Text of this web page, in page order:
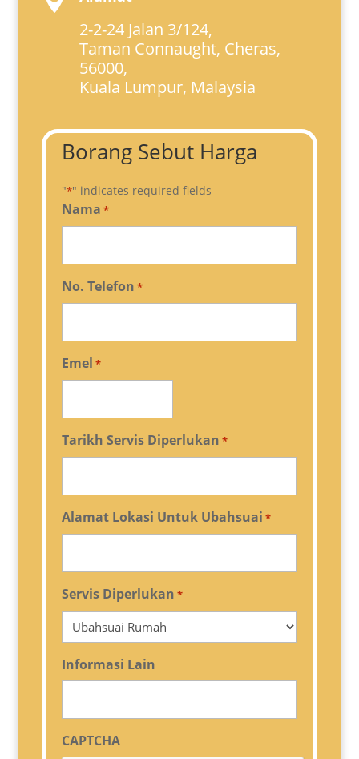
2-2-24 Jalan 3/124,
Taman Connaught, Cheras,
56000,
Kuala Lumpur, Malaysia
Borang Sebut Harga
"*" indicates required fields
Nama *
No. Telefon *
Emel *
Tarikh Servis Diperlukan *
Alamat Lokasi Untuk Ubahsuai *
Servis Diperlukan *
Informasi Lain
CAPTCHA